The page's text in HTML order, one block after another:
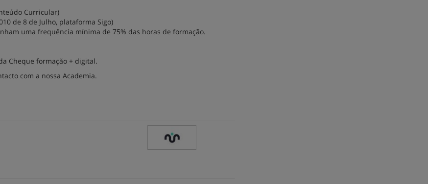
Curricular)
de 8 de Julho, plataforma Sigo)
uma frequência mínima de 75% das horas de formação.
Cheque formação + digital.
com a nossa Academia.